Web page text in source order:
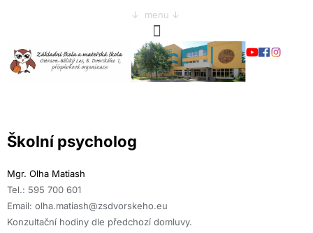
↓ menu ↓
Školní psycholog
Mgr. Olha Matiash
Tel.: 595 700 601
Email: olha.matiash@zsdvorskeho.eu
Konzultační hodiny dle předchozí domluvy.